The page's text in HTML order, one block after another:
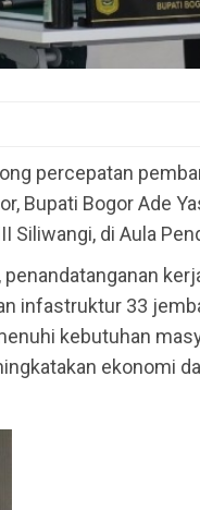
percepatan
Bupati Bogor Ade
Siliwangi, di Aula
infastruktur 33
kebutuhan
ekonomi